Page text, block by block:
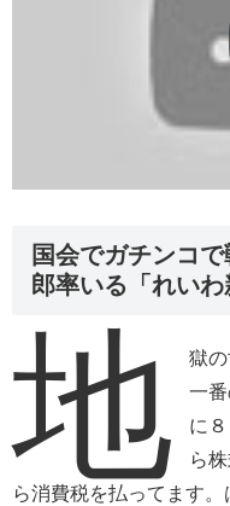
国会でガチンコ
郎率いる「れいわ
地
獄
一
に
ら
ら消費税を払ってます